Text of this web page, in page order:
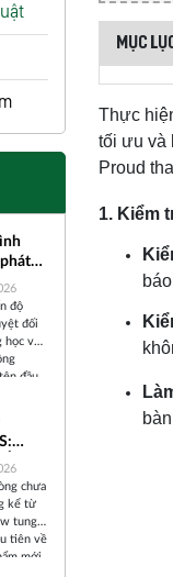
độ
đối
học và
đầu
sư và
trên
chính
Zeiss).
175
phát
xưởng
xác nhỏ
phố
SẢN
chưa
kể từ
tung
tiên về
mới
MỤC
Thực
tối ưu và
Proud
1. Kiểm